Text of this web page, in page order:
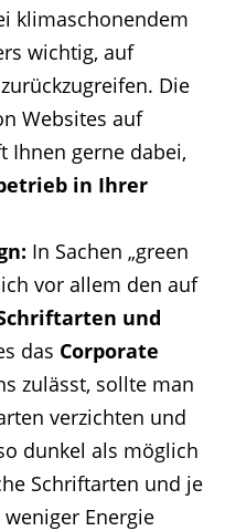
klimaschonendem
wichtig, auf
zurückzugreifen. Die
Websites auf
Ihnen gerne dabei,
in Ihrer
In Sachen „green
vor allem den auf
und
das Corporate
zulässt, sollte man
verzichten und
dunkel als möglich
Schriftarten und je
Energie